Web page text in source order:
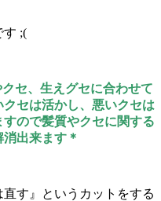
す ;(
セ、生えグセに合わせて
セは活かし、悪いクセは
ので髪質やクセに関する
出来ます＊
直す』というカットをする